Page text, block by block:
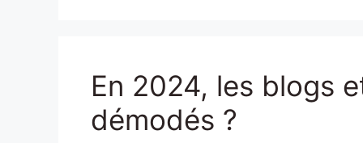
En 2024, les blogs
démodés ?